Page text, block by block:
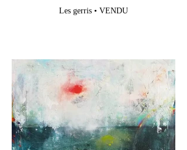
Les gerris • VENDU